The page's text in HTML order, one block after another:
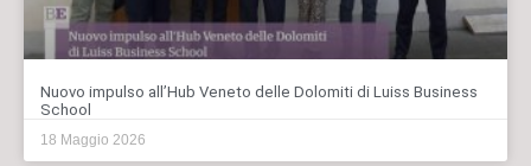
Nuovo impulso all’Hub Veneto delle Dolomiti di Luiss Business
School
18 Maggio 2026